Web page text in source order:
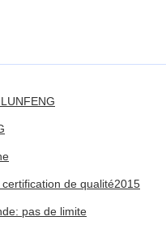
de qualité2015
pas de limite